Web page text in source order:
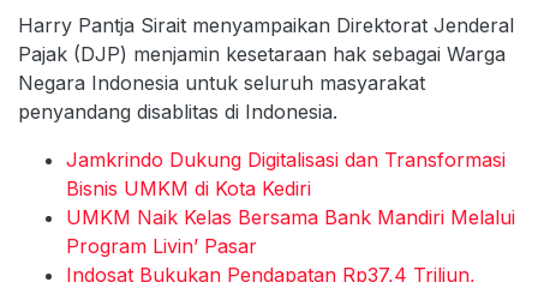
Harry Pantja Sirait menyampaikan Direktorat Jenderal
Pajak (DJP) menjamin kesetaraan hak sebagai Warga
Negara Indonesia untuk seluruh masyarakat
penyandang disablitas di Indonesia.
Jamkrindo Dukung Digitalisasi dan Transformasi
Bisnis UMKM di Kota Kediri
UMKM Naik Kelas Bersama Bank Mandiri Melalui
Program Livin’ Pasar
Indosat Bukukan Pendapatan Rp37,4 Triliun,